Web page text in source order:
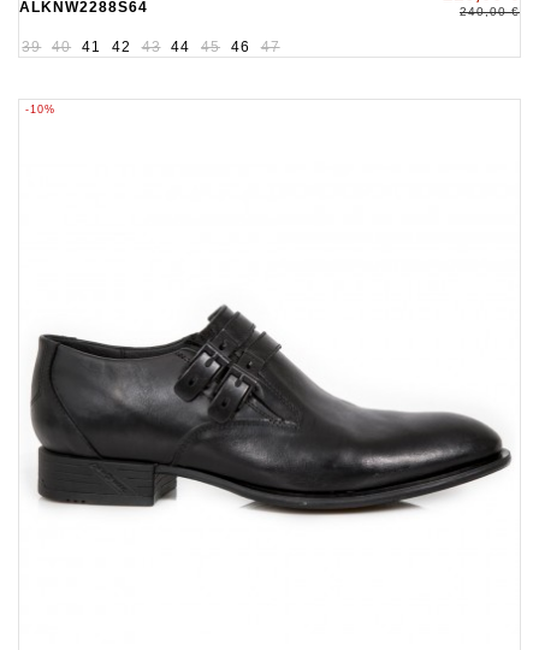
ALKNW2288S64
240,00 €
39 40 41 42 43 44 45 46 47
-10%